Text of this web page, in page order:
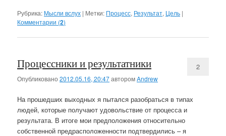
Рубрика: Мысли вслух | Метки: Процесс, Результат, Цель |
Комментарии (2)
Процессники и результатники
Опубликовано2012.05.16, 20:47авторомAndrew
2
На прошедших выходных я пытался разобраться в типах
людей, которые получают удовольствие от процесса и
результата. В итоге мои предположения относительно
собственной предрасположенности подтвердились – я